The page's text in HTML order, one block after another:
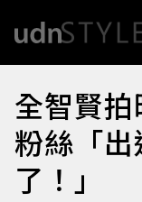
全智賢
粉絲「
了！」